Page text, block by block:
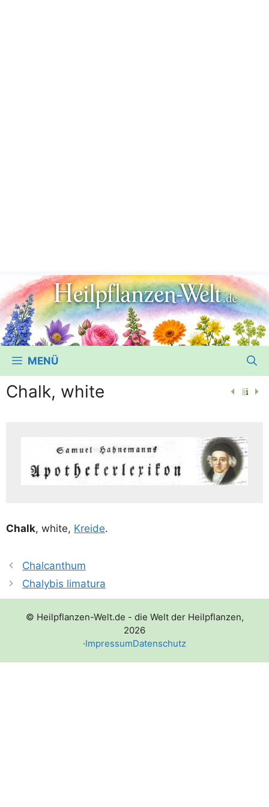
MENÜ
Chalk, white
Chalk, white, Krei­de.
Chalcanthum
Chalybis limatura
© Heilpflanzen-Welt.de - die Welt der Heilpflanzen,
2026
·ImpressumDatenschutz